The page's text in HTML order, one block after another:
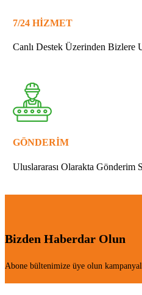
7/24 HİZMET
Canlı Destek Üzerinden Bizlere
GÖNDERİM
Uluslararası Olarakta Gönderim
Bizden Haberdar Olun
Abone bültenimize üye olun